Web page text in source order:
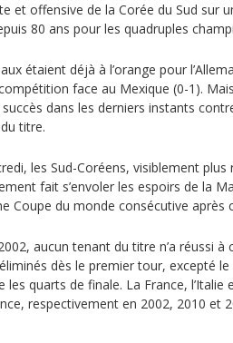
et offensive de la Corée du Sud sur
80 ans pour les quadruples
étaient déjà à l’orange pour
face au Mexique (0-1).
dans les derniers instants
titre.
les Sud-Coréens, visiblement
fait s’envoler les espoirs de la
Coupe du monde consécutive après
aucun tenant du titre n’a réussi à
dès le premier tour, excepté le
les quarts de finale. La France, l’Italie
respectivement en 2002, 2010 et